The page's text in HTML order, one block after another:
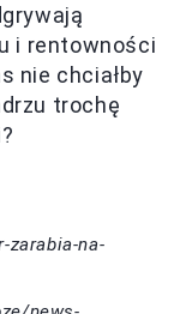
i rentowności
nie chciałby
trochę
na-